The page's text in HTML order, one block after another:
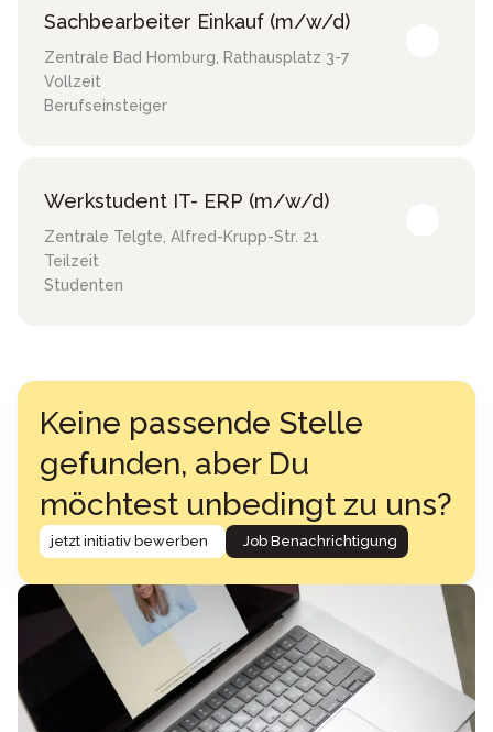
Sachbearbeiter Einkauf (m/w/d)
Zentrale Bad Homburg, Rathausplatz 3-7
Vollzeit
Berufseinsteiger
Werkstudent IT- ERP (m/w/d)
Zentrale Telgte, Alfred-Krupp-Str. 21
Teilzeit
Studenten
Keine passende Stelle
gefunden, aber Du
möchtest unbedingt zu uns?
jetzt initiativ bewerben Job Benachrichtigung